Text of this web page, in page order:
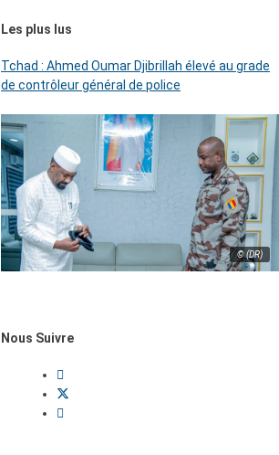
Les plus lus
Tchad : Ahmed Oumar Djibrillah élevé au grade
de contrôleur général de police
© (DR)
Nous Suivre